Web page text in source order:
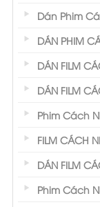
Dán Phim
DÁN PHIM
DÁN FILM
DÁN FILM
Phim Cách
FILM CÁCH
DÁN FILM
Phim Cách